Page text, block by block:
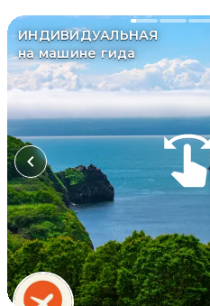
ИНДИВИДУАЛЬНАЯ
на машине гида